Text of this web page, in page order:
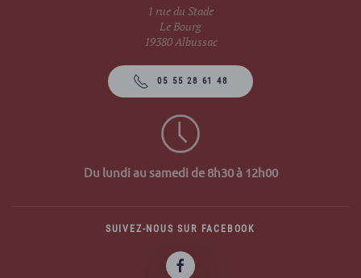
1 rue du Stade
Le Bourg
19380 Albussac
05 55 28 61 48
Du lundi au samedi de 8h30 à 12h00
SUIVEZ-NOUS SUR FACEBOOK